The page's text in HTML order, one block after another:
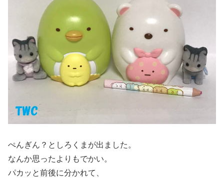
ぺんぎん？としろくまが出ました。
なんか思ったよりもでかい。
パカッと前後に分かれて、